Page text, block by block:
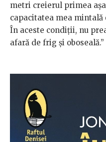
metri creierul primea
capacitatea mea
În aceste condiţii, nu
afară de frig şi oboseală.”